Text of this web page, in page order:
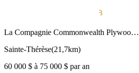
La Compagnie Commonwealth Plywoo…
Sainte-Thérèse(21,7km)
60 000 $ à 75 000 $ par an